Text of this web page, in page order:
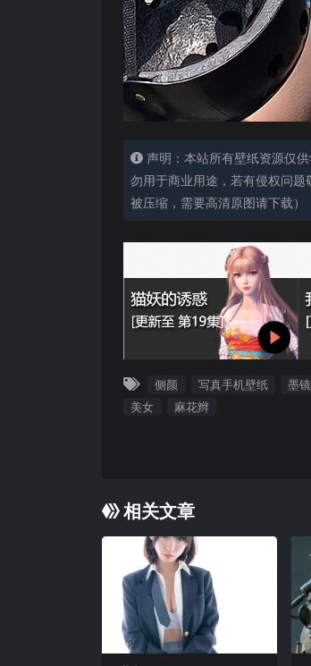
声明：本站所有壁纸资源仅
勿用于商业用途，若有侵权问
被压缩，需要高清原图请下载）
侧颜 写真手机壁纸 墨镜
美女
麻花辫
相关文章